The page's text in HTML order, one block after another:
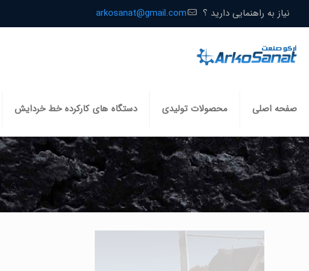
نیاز به راهنمایی دارید ؟ arkosanat@gmail.com
صفحه اصلی محصولات تولیدی دستگاه های کارکرده خط خردایش